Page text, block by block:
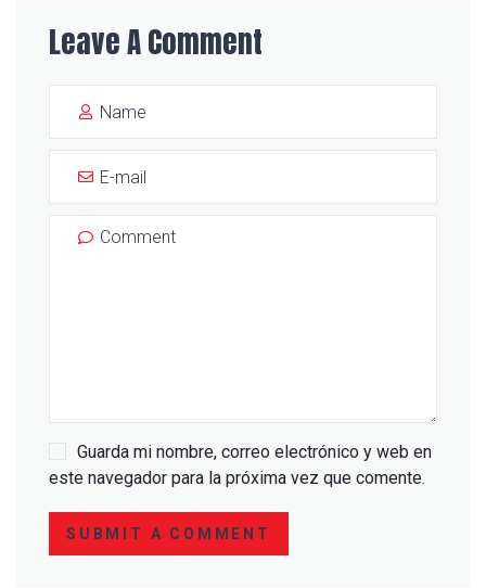
Leave A Comment
Guarda mi nombre, correo electrónico y web en
este navegador para la próxima vez que comente.
SUBMIT A COMMENT